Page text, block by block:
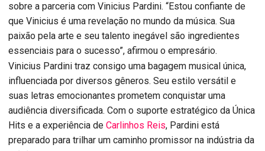
sobre a parceria com Vinicius Pardini. “Estou confiante de
que Vinicius é uma revelação no mundo da música. Sua
paixão pela arte e seu talento inegável são ingredientes
essenciais para o sucesso”, afirmou o empresário.
Vinicius Pardini traz consigo uma bagagem musical única,
influenciada por diversos gêneros. Seu estilo versátil e
suas letras emocionantes prometem conquistar uma
audiência diversificada. Com o suporte estratégico da Única
Hits e a experiência de Carlinhos Reis, Pardini está
preparado para trilhar um caminho promissor na indústria da